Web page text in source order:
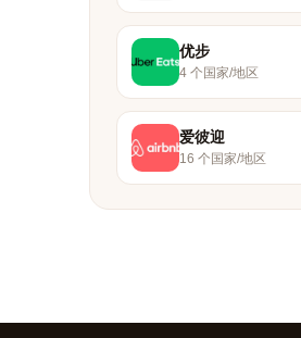
优步
4 个国家/地区
爱彼迎
16 个国家/地区